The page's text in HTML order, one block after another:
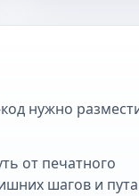
нужно
от печатного
шагов и